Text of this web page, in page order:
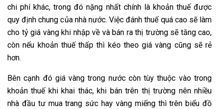
chi phí khác, trong đó nặng nhất chính là khoản thuế được
quy định chung của nhà nước. Việc đánh thuế quá cao sẽ làm
cho tỷ giá vàng khi nhập về và bán ra thị trường sẽ tăng cao,
còn nếu khoản thuế thấp thì kéo theo giá vàng cũng sẽ rẻ
hơn.
Bên cạnh đó giá vàng trong nước còn tùy thuộc vào trong
khoản thuế khi khai thác, khi bán trên thị trường nên nhiều
nhà đầu tư mua trang sức hay vàng miếng thì trên biểu đồ